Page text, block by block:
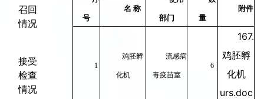
召回
情况
接受
检查
情况
号
名 称
部门 量
附件
1
鸡胚孵
化机
流感病
毒疫苗室
6
167.
鸡胚孵
化机
urs.doc